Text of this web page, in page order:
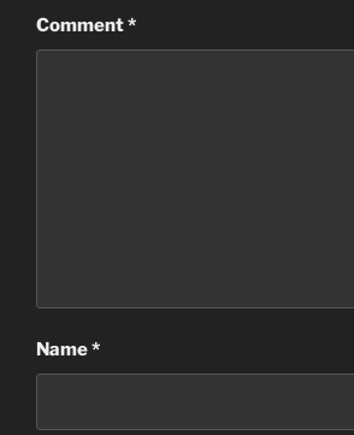
Comment*
Name*